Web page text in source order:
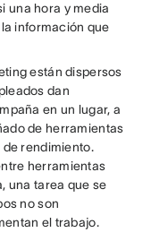
una hora y media
información que
están dispersos
dan
en un lugar, a
de herramientas
rendimiento.
herramientas
una tarea que se
no son
el trabajo.